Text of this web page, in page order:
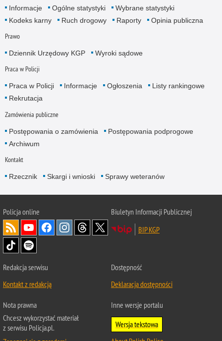
Informacje Ogólne statystyki
Wybrane statystyki
Kodeks karny
Ruch drogowy Raporty Opinia publiczna
Prawo
Dziennik Urzędowy KGP Wyroki sądowe
Praca w Policji
Praca w Policji Informacje Ogłoszenia
Listy rankingowe
Rekrutacja
Zamówienia publiczne
Postępowania o zamówienia
Postępowania podprogowe
Archiwum
Kontakt
Rzecznik Skargi i wnioski Sprawy weteranów
Policjaonline
Biuletyn Informacji Publicznej
BIP KGP
Redakcja serwisu
Kontakt z redakcją
Dostępność
Deklaracja dostępności
Nota prawna
Chcesz wykorzystać materiał
z serwisu Policja.pl.
Inne wersje portalu
Wersja tekstowa